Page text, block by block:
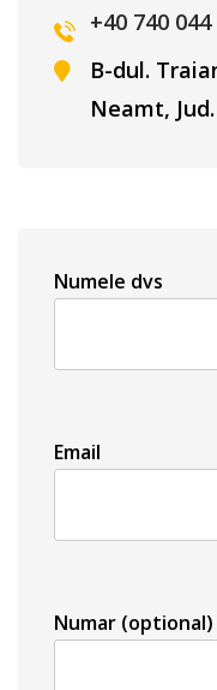
+40 740 044
B-dul.
Neamt,
Numele dvs
Email
Numar (optional)